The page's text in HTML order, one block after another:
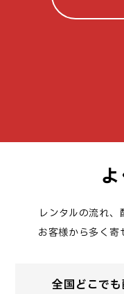
レンタルの流れ、
お客様から多く寄
全国どこで